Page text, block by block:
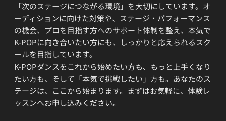
「次のステージにつながる環境」を大切にしています。オ
ーディションに向けた対策や、ステージ・パフォーマンス
の機会、プロを目指す方へのサポート体制を整え、本気で
K-POPに向き合いたい方にも、しっかりと応えられるスク
ールを目指しています。
K-POPダンスをこれから始めたい方も、もっと上手くなり
たい方も、そして「本気で挑戦したい」方も。あなたのス
テージは、ここから始まります。まずはお気軽に、体験レ
ッスンへお申し込みください。